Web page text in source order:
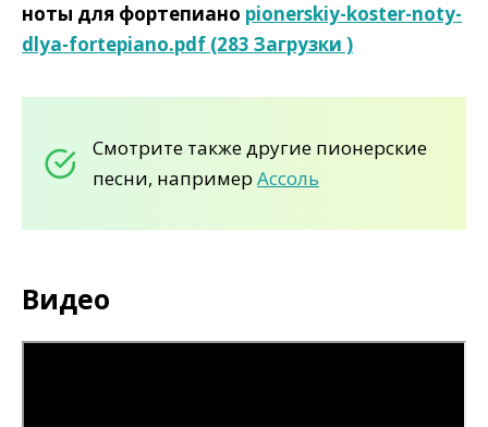
ноты для фортепиано pionerskiy-koster-noty-
dlya-fortepiano.pdf (283 Загрузки )
Смотрите также другие пионерские
песни, например Ассоль
Видео